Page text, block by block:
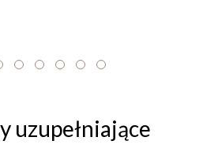
uzupełniające